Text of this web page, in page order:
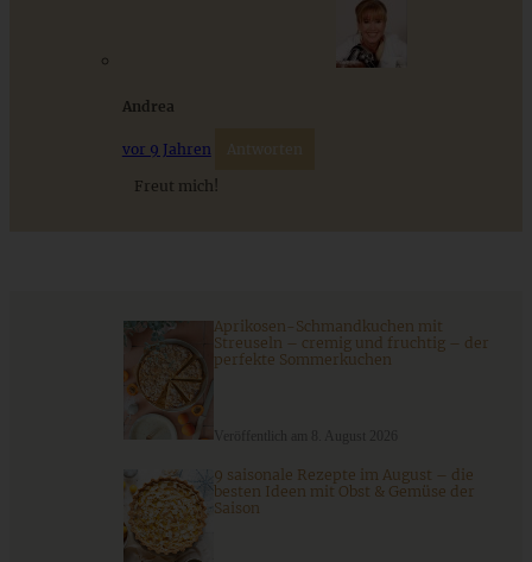
Sommerlich leichte Himbeer-Joghurt-Torte ohne Backen
Andrea
vor 9 Jahren Antworten
Freut mich!
Aprikosen-Schmandkuchen mit
Streuseln – cremig und fruchtig – der
perfekte Sommerkuchen
Veröffentlich am 8. August 2026
9 saisonale Rezepte im August – die
besten Ideen mit Obst & Gemüse der
Saison